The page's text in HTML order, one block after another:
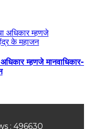
म्हणजे मानवाधिकार-
: 496630